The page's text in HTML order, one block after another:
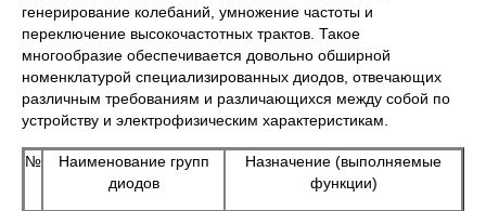
генерирование колебаний, умножение частоты и
переключение высокочастотных трактов. Такое
многообразие обеспечивается довольно обширной
номенклатурой специализированных диодов, отвечающих
различным требованиям и различающихся между собой по
устройству и электрофизическим характеристикам.
№
Наименование групп
диодов
Назначение (выполняемые
функции)